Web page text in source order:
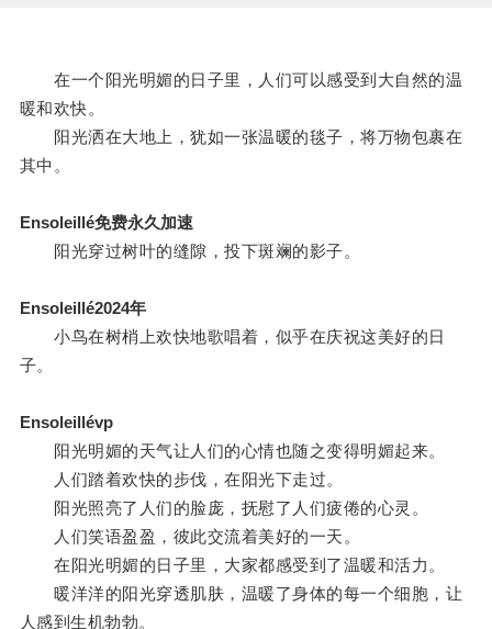
在一个阳光明媚的日子里，人们可以感受到大自然的温
暖和欢快。
阳光洒在大地上，犹如一张温暖的毯子，将万物包裹在
其中。
Ensoleillé免费永久加速
阳光穿过树叶的缝隙，投下斑斓的影子。
Ensoleillé2024年
小鸟在树梢上欢快地歌唱着，似乎在庆祝这美好的日
子。
Ensoleillévp
阳光明媚的天气让人们的心情也随之变得明媚起来。
人们踏着欢快的步伐，在阳光下走过。
阳光照亮了人们的脸庞，抚慰了人们疲倦的心灵。
人们笑语盈盈，彼此交流着美好的一天。
在阳光明媚的日子里，大家都感受到了温暖和活力。
暖洋洋的阳光穿透肌肤，温暖了身体的每一个细胞，让
人感到生机勃勃。